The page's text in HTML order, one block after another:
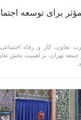
برای توسعه
تعاون، کار و رفاه
جمعه تهران، بر اهمیت بخش